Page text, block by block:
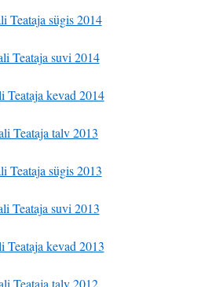
Teataja sügis 2014
Teataja suvi 2014
Teataja kevad 2014
Teataja talv 2013
Teataja sügis 2013
Teataja suvi 2013
Teataja kevad 2013